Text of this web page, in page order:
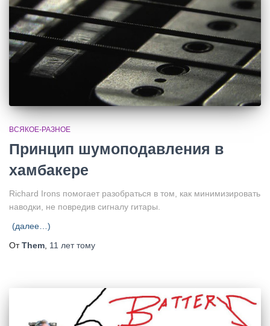
ВСЯКОЕ-РАЗНОЕ
Принцип шумоподавления в
хамбакере
Richard Irons помогает разобраться в том, как минимизировать
наводки, не повредив сигналу гитары.
(далее…)
ОтThem 11 леттому